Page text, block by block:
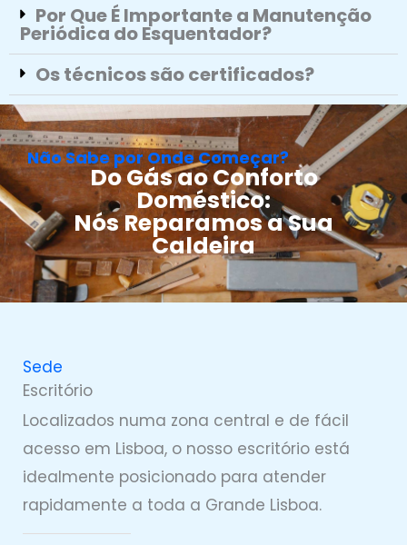
Por Que É Importante a Manutenção
Periódica do Esquentador?
Os técnicos são certificados?
Não Sabe por Onde Começar?
Do Gás ao Conforto
Doméstico:
Nós Reparamos a Sua
Caldeira
Sede
Escritório
Localizados numa zona central e de fácil
acesso em Lisboa, o nosso escritório está
idealmente posicionado para atender
rapidamente a toda a Grande Lisboa.